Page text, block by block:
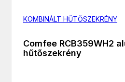
KOMBINÁLT HŰTŐSZEKRÉNY
Comfee RCB359WH2
hűtőszekrény